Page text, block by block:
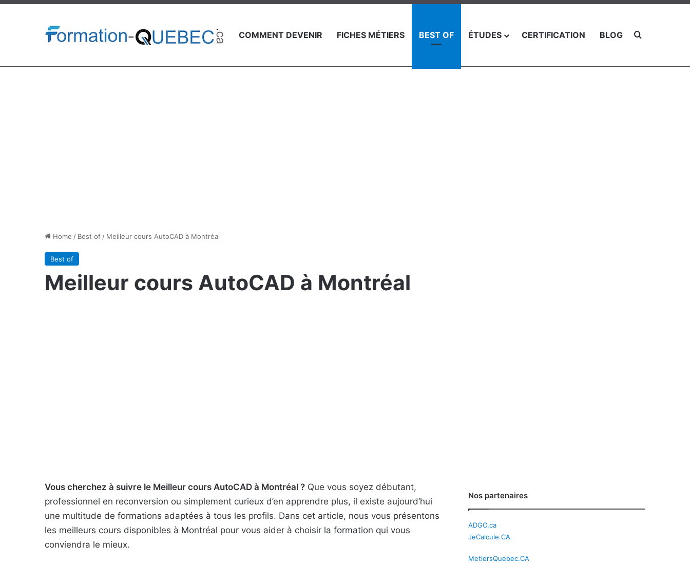
COMMENT DEVENIR FICHES MÉTIERS BEST OF ÉTUDES CERTIFICATION BLOG Chercher
Home / Best of / Meilleur cours AutoCAD à Montréal
Best of
Meilleur cours AutoCAD à Montréal
Vous cherchez à suivre le Meilleur cours AutoCAD à Montréal ? Que vous soyez débutant,
professionnel en reconversion ou simplement curieux d’en apprendre plus, il existe aujourd’hui
une multitude de formations adaptées à tous les profils. Dans cet article, nous vous présentons
les meilleurs cours disponibles à Montréal pour vous aider à choisir la formation qui vous
conviendra le mieux.
Nos partenaires
ADGO.ca
JeCalcule.CA
MetiersQuebec.CA